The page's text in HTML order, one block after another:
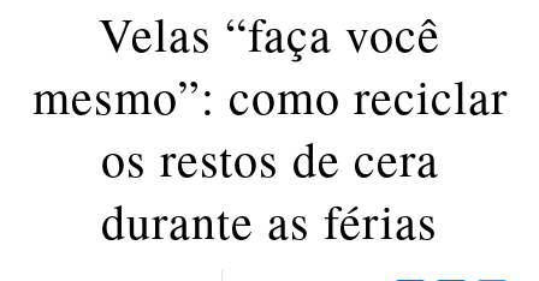
Velas “faça você
mesmo”: como reciclar
os restos de cera
durante as férias